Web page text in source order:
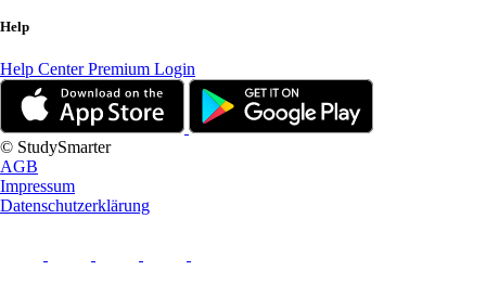
Help
Help CenterPremium Login
© StudySmarter
AGB
Impressum
Datenschutzerklärung